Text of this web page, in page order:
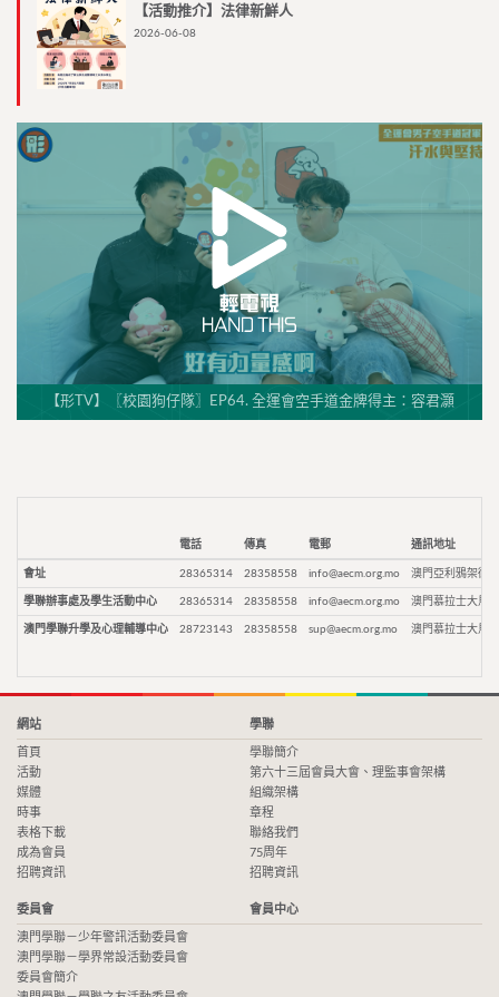
【活動推介】法律新鮮人
2026-06-08
【形TV】〖校園狗仔隊〗EP64. 全運會空手道金牌得主：容君灝
電話 傳真 電郵 通訊地址
會址 28365314 28358558 info@aecm.org.mo 澳門亞利鴉架街9
學聯辦事處及學生活動中心 28365314 28358558 info@aecm.org.mo 澳門慕拉士大馬
澳門學聯升學及心理輔導中心 28723143 28358558 sup@aecm.org.mo 澳門慕拉士大馬
網站
首頁
活動
媒體
時事
表格下載
成為會員
招聘資訊
學聯
學聯簡介
第六十三屆會員大會、理監事會架構
組織架構
章程
聯絡我們
75周年
招聘資訊
委員會
澳門學聯－少年警訊活動委員會
澳門學聯－學界常設活動委員會
委員會簡介
會員中心